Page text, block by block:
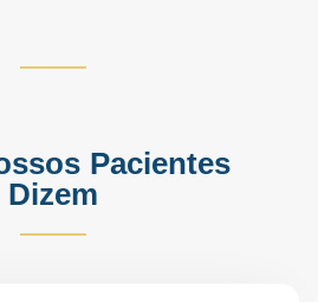
Pacientes
Dizem